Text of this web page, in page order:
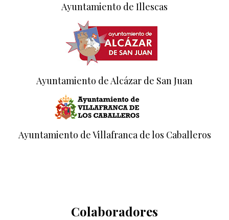
Ayuntamiento de Illescas
Ayuntamiento de Alcázar de San Juan
Ayuntamiento de Villafranca de los Caballeros
Colaboradores